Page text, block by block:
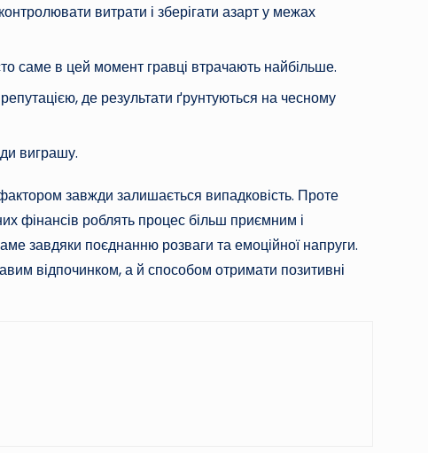
витрати і зберігати азарт у межах
саме в цей момент гравці втрачають найбільше.
де результати ґрунтуються на чесному
виграшу.
завжди залишається випадковість. Проте
фінансів роблять процес більш приємним і
завдяки поєднанню розваги та емоційної напруги.
відпочинком, а й способом отримати позитивні